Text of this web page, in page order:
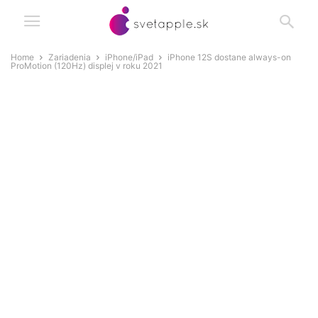
Home Zariadenia iPhone/iPad
iPhone 12S dostane always-on
ProMotion (120Hz) displej v roku 2021